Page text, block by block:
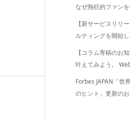
なぜ熱狂的ファン
【新サービスリリ
ルティングを開始
【コラム寄稿のお
叶えてみよう。
Forbes JAPAN「世
のヒント」更新の